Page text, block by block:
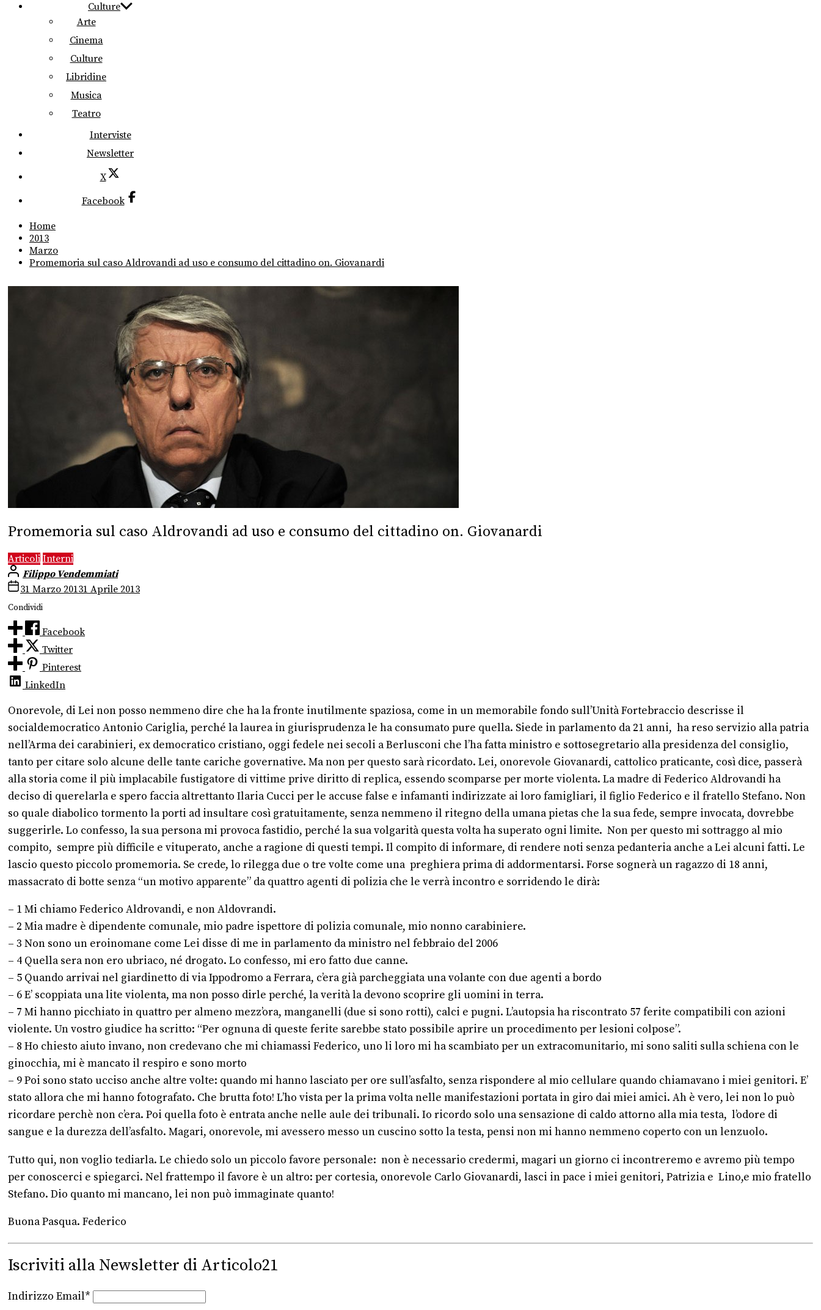
Culture
Arte
Cinema
Culture
Libridine
Musica
Teatro
Interviste
Newsletter
X
Facebook
Home
2013
Marzo
Promemoria sul caso Aldrovandi ad uso e consumo del cittadino on. Giovanardi
Promemoria sul caso Aldrovandi ad uso e consumo del cittadino on. Giovanardi
Articoli Interni
Filippo Vendemmiati
31 Marzo 20131 Aprile 2013
Condividi
Facebook
Twitter
Pinterest
LinkedIn
Onorevole, di Lei non posso nemmeno dire che ha la fronte inutilmente spaziosa, come in un memorabile fondo sull’Unità Fortebraccio descrisse il
socialdemocratico Antonio Cariglia, perché la laurea in giurisprudenza le ha consumato pure quella. Siede in parlamento da 21 anni, ha reso servizio alla patria
nell’Arma dei carabinieri, ex democratico cristiano, oggi fedele nei secoli a Berlusconi che l’ha fatta ministro e sottosegretario alla presidenza del consiglio,
tanto per citare solo alcune delle tante cariche governative. Ma non per questo sarà ricordato. Lei, onorevole Giovanardi, cattolico praticante, così dice, passerà
alla storia come il più implacabile fustigatore di vittime prive diritto di replica, essendo scomparse per morte violenta. La madre di Federico Aldrovandi ha
deciso di querelarla e spero faccia altrettanto Ilaria Cucci per le accuse false e infamanti indirizzate ai loro famigliari, il figlio Federico e il fratello Stefano. Non
so quale diabolico tormento la porti ad insultare così gratuitamente, senza nemmeno il ritegno della umana pietas che la sua fede, sempre invocata, dovrebbe
suggerirle. Lo confesso, la sua persona mi provoca fastidio, perché la sua volgarità questa volta ha superato ogni limite. Non per questo mi sottraggo al mio
compito, sempre più difficile e vituperato, anche a ragione di questi tempi. Il compito di informare, di rendere noti senza pedanteria anche a Lei alcuni fatti. Le
lascio questo piccolo promemoria. Se crede, lo rilegga due o tre volte come una preghiera prima di addormentarsi. Forse sognerà un ragazzo di 18 anni,
massacrato di botte senza “un motivo apparente” da quattro agenti di polizia che le verrà incontro e sorridendo le dirà:
– 1 Mi chiamo Federico Aldrovandi, e non Aldovrandi.
– 2 Mia madre è dipendente comunale, mio padre ispettore di polizia comunale, mio nonno carabiniere.
– 3 Non sono un eroinomane come Lei disse di me in parlamento da ministro nel febbraio del 2006
– 4 Quella sera non ero ubriaco, né drogato. Lo confesso, mi ero fatto due canne.
– 5 Quando arrivai nel giardinetto di via Ippodromo a Ferrara, c’era già parcheggiata una volante con due agenti a bordo
– 6 E’ scoppiata una lite violenta, ma non posso dirle perché, la verità la devono scoprire gli uomini in terra.
– 7 Mi hanno picchiato in quattro per almeno mezz’ora, manganelli (due si sono rotti), calci e pugni. L’autopsia ha riscontrato 57 ferite compatibili con azioni
violente. Un vostro giudice ha scritto: “Per ognuna di queste ferite sarebbe stato possibile aprire un procedimento per lesioni colpose”.
– 8 Ho chiesto aiuto invano, non credevano che mi chiamassi Federico, uno li loro mi ha scambiato per un extracomunitario, mi sono saliti sulla schiena con le
ginocchia, mi è mancato il respiro e sono morto
– 9 Poi sono stato ucciso anche altre volte: quando mi hanno lasciato per ore sull’asfalto, senza rispondere al mio cellulare quando chiamavano i miei genitori. E’
stato allora che mi hanno fotografato. Che brutta foto! L’ho vista per la prima volta nelle manifestazioni portata in giro dai miei amici. Ah è vero, lei non lo può
ricordare perchè non c’era. Poi quella foto è entrata anche nelle aule dei tribunali. Io ricordo solo una sensazione di caldo attorno alla mia testa, l’odore di
sangue e la durezza dell’asfalto. Magari, onorevole, mi avessero messo un cuscino sotto la testa, pensi non mi hanno nemmeno coperto con un lenzuolo.
Tutto qui, non voglio tediarla. Le chiedo solo un piccolo favore personale: non è necessario credermi, magari un giorno ci incontreremo e avremo più tempo
per conoscerci e spiegarci. Nel frattempo il favore è un altro: per cortesia, onorevole Carlo Giovanardi, lasci in pace i miei genitori, Patrizia e Lino,e mio fratello
Stefano. Dio quanto mi mancano, lei non può immaginate quanto!
Buona Pasqua. Federico
Iscriviti alla Newsletter di Articolo21
Indirizzo Email*